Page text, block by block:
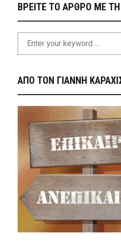
ΒΡΕΙΤΕ ΤΟ ΑΡΘΡΟ ΜΕ ΤΗ
ΑΠΟ ΤΟΝ ΓΙΑΝΝΗ